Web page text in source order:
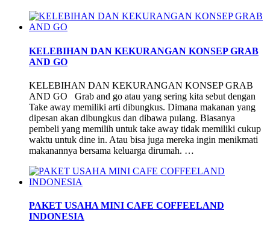
KELEBIHAN DAN KEKURANGAN KONSEP GRAB
AND GO
KELEBIHAN DAN KEKURANGAN KONSEP GRAB
AND GO Grab and go atau yang sering kita sebut dengan
Take away memiliki arti dibungkus. Dimana makanan yang
dipesan akan dibungkus dan dibawa pulang. Biasanya
pembeli yang memilih untuk take away tidak memiliki cukup
waktu untuk dine in. Atau bisa juga mereka ingin menikmati
makanannya bersama keluarga dirumah. …
PAKET USAHA MINI CAFE COFFEELAND
INDONESIA